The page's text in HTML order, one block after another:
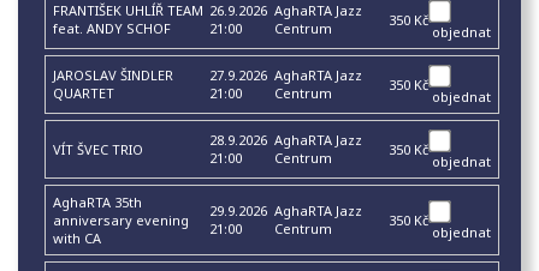
FRANTIŠEK UHLÍŘ TEAM
feat. ANDY SCHOF
26.9.2026
21:00
AghaRTA Jazz
Centrum
350 Kč
objednat
JAROSLAV ŠINDLER
QUARTET
27.9.2026
21:00
AghaRTA Jazz
Centrum
350 Kč
objednat
VÍT ŠVEC TRIO
28.9.2026
21:00
AghaRTA Jazz
Centrum
350 Kč
objednat
AghaRTA 35th
anniversary evening
with CA
29.9.2026
21:00
AghaRTA Jazz
Centrum
350 Kč
objednat